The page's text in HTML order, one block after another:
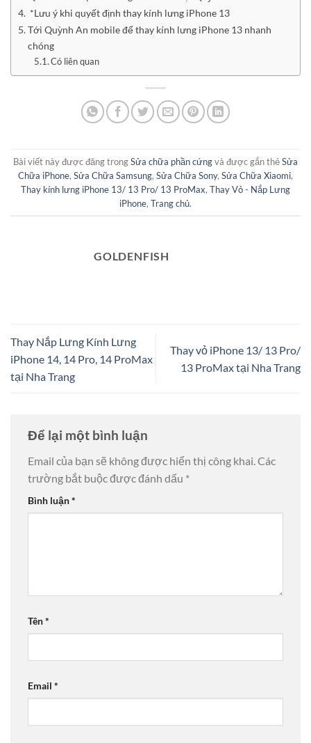
*Lưu ý khi quyết định thay kính lưng iPhone 13
Tới Quỳnh An mobile để thay kính lưng iPhone 13 nhanh
chóng
Có liên quan
Bài viết này được đăng trongSửa chữa phần cứngvà được gắn thẻSửa
Chữa iPhone, Sửa Chữa Samsung, Sửa Chữa Sony, Sửa Chữa Xiaomi,
Thay kính lưng iPhone 13/ 13 Pro/ 13 ProMax, Thay Vỏ - Nắp Lưng
iPhone, Trang chủ.
GOLDENFISH
Thay Nắp Lưng Kính Lưng
iPhone 14, 14 Pro, 14 ProMax
tại Nha Trang
Thay vỏ iPhone 13/ 13 Pro/
13 ProMax tại Nha Trang
Để lại một bình luận
Email của bạn sẽ không được hiển thị công khai.Các
trường bắt buộc được đánh dấu *
Bình luận*
Tên*
Email *